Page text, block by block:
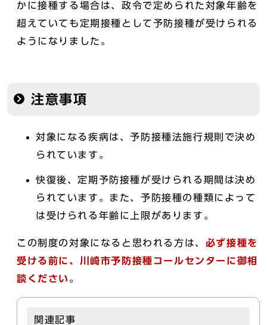
かに接種する場合は、政令で定められた対象年齢を
超えていても定期接種として予防接種が受けられる
ようになりました。
注意事項
対象になる疾病は、予防接種法施行規則で決め
られています。
快復後、定期予防接種が受けられる期間は決め
られています。また、予防接種の種類によって
は受けられる年齢に上限があります。
この制度の対象になると思われる方は、 必ず接種を
受ける前に、川崎市予防接種コールセンターに御相
談ください 。
関連記事